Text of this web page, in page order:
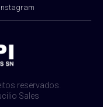
Instagram
reservados.
Sales